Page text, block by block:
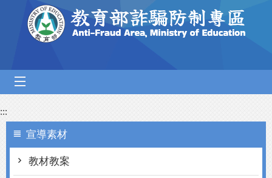
跳到主要內容區塊
:::
宣導素材
教材教案